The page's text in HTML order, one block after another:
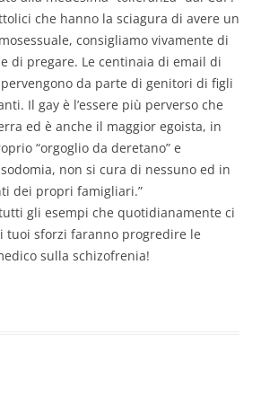
che hanno la sciagura di avere un
consigliamo vivamente di
di pregare. Le centinaia di email di
da parte di genitori di figli
Il gay è l’essere più perverso che
ed è anche il maggior egoista, in
“orgoglio da deretano” e
non si cura di nessuno ed in
dei propri famigliari.”
gli esempi che quotidianamente ci
tuoi sforzi faranno progredire le
sulla schizofrenia!